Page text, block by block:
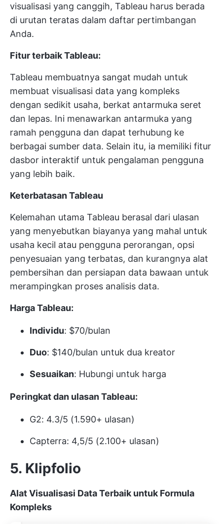
visualisasi yang canggih, Tableau harus berada
di urutan teratas dalam daftar pertimbangan
Anda.
Fitur terbaik Tableau:
Tableau membuatnya sangat mudah untuk
membuat visualisasi data yang kompleks
dengan sedikit usaha, berkat antarmuka seret
dan lepas. Ini menawarkan antarmuka yang
ramah pengguna dan dapat terhubung ke
berbagai sumber data. Selain itu, ia memiliki fitur
dasbor interaktif untuk pengalaman pengguna
yang lebih baik.
Keterbatasan Tableau
Kelemahan utama Tableau berasal dari ulasan
yang menyebutkan biayanya yang mahal untuk
usaha kecil atau pengguna perorangan, opsi
penyesuaian yang terbatas, dan kurangnya alat
pembersihan dan persiapan data bawaan untuk
merampingkan proses analisis data.
Harga Tableau:
Individu: $70/bulan
Duo: $140/bulan untuk dua kreator
Sesuaikan: Hubungi untuk harga
Peringkat dan ulasan Tableau:
G2: 4.3/5 (1.590+ ulasan)
Capterra: 4,5/5 (2.100+ ulasan)
5. Klipfolio
Alat Visualisasi Data Terbaik untuk Formula
Kompleks